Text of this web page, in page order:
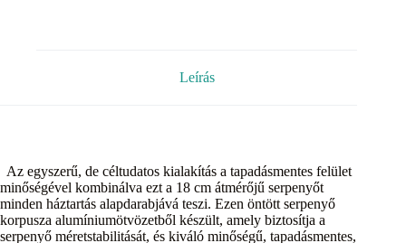
Leírás
Az egyszerű, de céltudatos kialakítás a tapadásmentes felület
minőségével kombinálva ezt a 18 cm átmérőjű serpenyőt
minden háztartás alapdarabjává teszi. Ezen öntött serpenyő
korpusza alumíniumötvözetből készült, amely biztosítja a
serpenyő méretstabilitását, és kiváló minőségű, tapadásmentes,